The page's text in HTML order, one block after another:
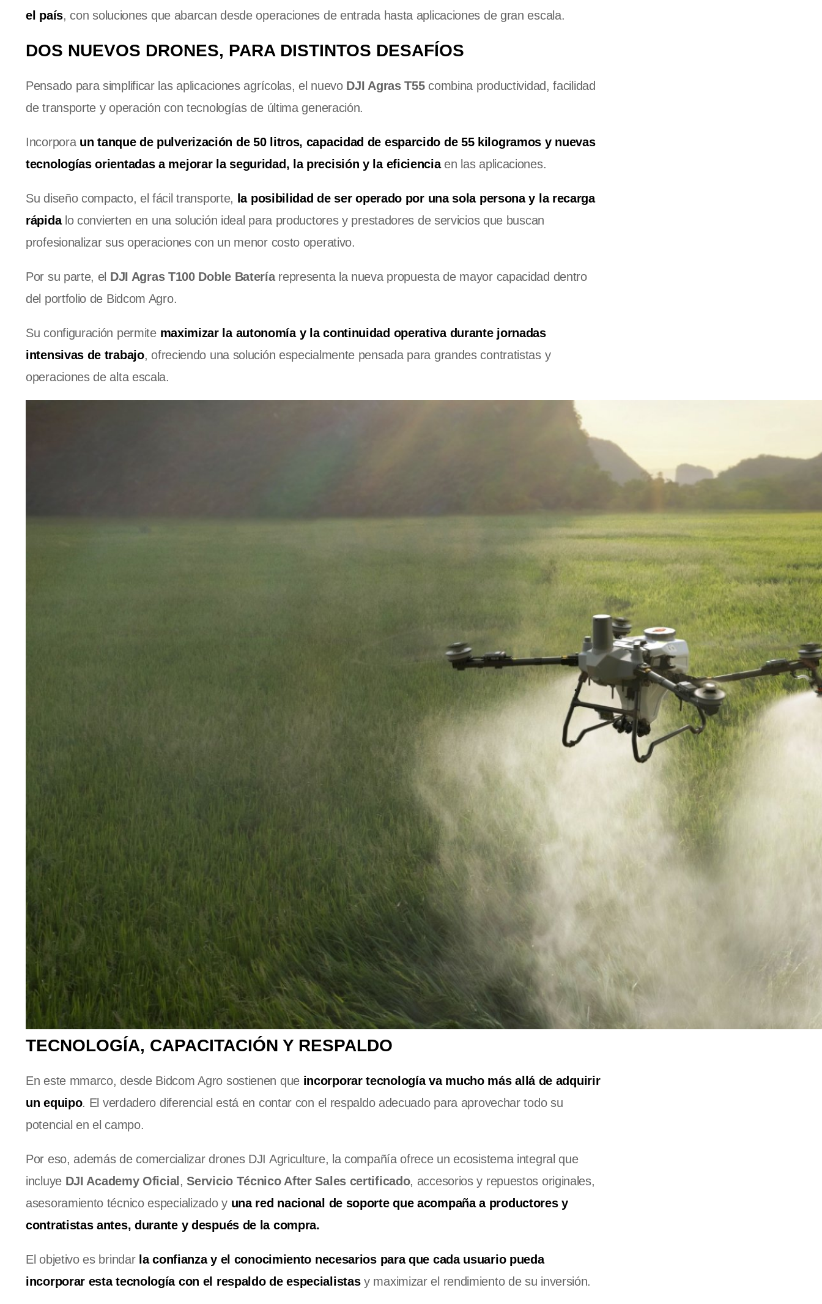
el país, con soluciones que abarcan desde operaciones de entrada hasta aplicaciones de gran escala.
DOS NUEVOS DRONES, PARA DISTINTOS DESAFÍOS
Pensado para simplificar las aplicaciones agrícolas, el nuevo DJI Agras T55combina productividad, facilidad
de transporte y operación con tecnologías de última generación.
Incorpora un tanque de pulverización de 50 litros, capacidad de esparcido de 55 kilogramos y nuevas
tecnologías orientadas a mejorar la seguridad, la precisión y la eficienciaen las aplicaciones.
Su diseño compacto, el fácil transporte, la posibilidad de ser operado por una sola persona y la recarga
rápidalo convierten en una solución ideal para productores y prestadores de servicios que buscan
profesionalizar sus operaciones con un menor costo operativo.
Por su parte, el DJI Agras T100 Doble Bateríarepresenta la nueva propuesta de mayor capacidad dentro
del portfolio de Bidcom Agro.
Su configuración permite maximizar la autonomía y la continuidad operativa durante jornadas
intensivas de trabajo, ofreciendo una solución especialmente pensada para grandes contratistas y
operaciones de alta escala.
TECNOLOGÍA, CAPACITACIÓN Y RESPALDO
En este mmarco, desde Bidcom Agro sostienen queincorporar tecnología va mucho más allá de adquirir
un equipo. El verdadero diferencial está en contar con el respaldo adecuado para aprovechar todo su
potencial en el campo.
Por eso, además de comercializar drones DJI Agriculture, la compañía ofrece un ecosistema integral que
incluye DJI Academy Oficial,Servicio Técnico After Sales certificado, accesorios y repuestos originales,
asesoramiento técnico especializado y una red nacional de soporte que acompaña a productores y
contratistas antes, durante y después de la compra.
El objetivo es brindar la confianza y el conocimiento necesarios para que cada usuario pueda
incorporar esta tecnología con el respaldo de especialistasy maximizar el rendimiento de su inversión.